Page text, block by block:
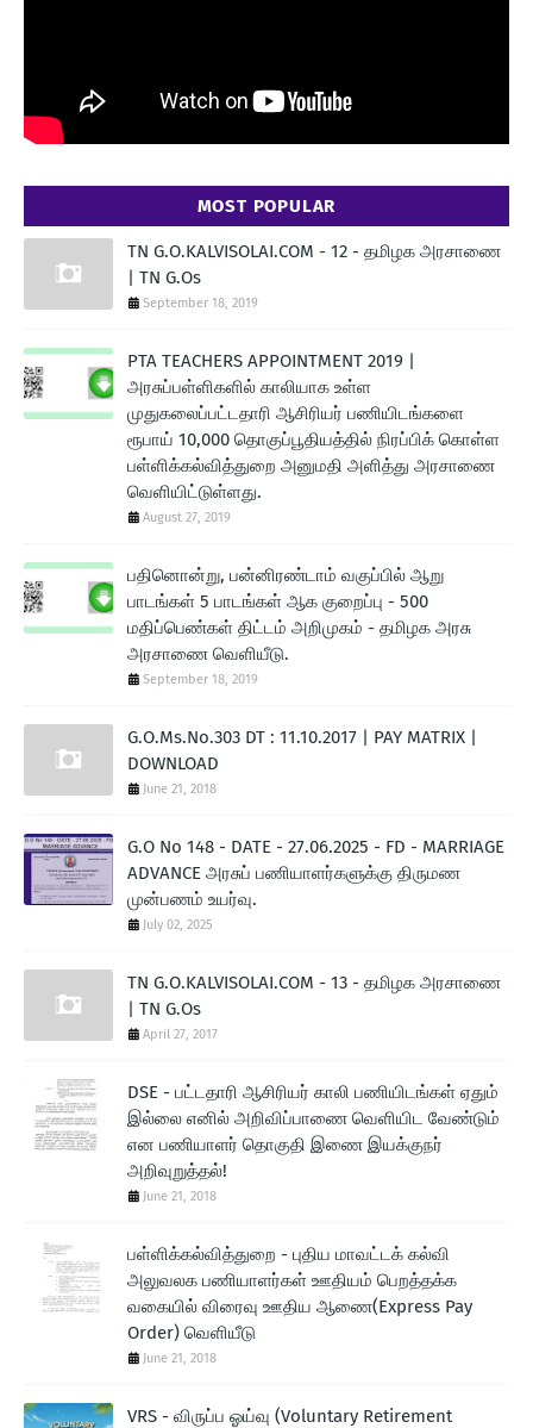
MOST POPULAR
TN G.O.KALVISOLAI.COM - 12 - தமிழக அரசாணை
| TN G.Os
September 18, 2019
PTA TEACHERS APPOINTMENT 2019 |
அரசுப்பள்ளிகளில் காலியாக உள்ள
முதுகலைப்பட்டதாரி ஆசிரியர் பணியிடங்களை
ரூபாய் 10,000 தொகுப்பூதியத்தில் நிரப்பிக் கொள்ள
பள்ளிக்கல்வித்துறை அனுமதி அளித்து அரசாணை
வெளியிட்டுள்ளது.
August 27, 2019
பதினொன்று, பன்னிரண்டாம் வகுப்பில் ஆறு
பாடங்கள் 5 பாடங்கள் ஆக குறைப்பு - 500
மதிப்பெண்கள் திட்டம் அறிமுகம் - தமிழக அரசு
அரசாணை வெளியீடு.
September 18, 2019
G.O.Ms.No.303 DT : 11.10.2017 | PAY MATRIX |
DOWNLOAD
June 21, 2018
G.O No 148 - DATE - 27.06.2025 - FD - MARRIAGE
ADVANCE அரசுப் பணியாளர்களுக்கு திருமண
முன்பணம் உயர்வு.
July 02, 2025
TN G.O.KALVISOLAI.COM - 13 - தமிழக அரசாணை
| TN G.Os
April 27, 2017
DSE - பட்டதாரி ஆசிரியர் காலி பணியிடங்கள் ஏதும்
இல்லை எனில் அறிவிப்பாணை வெளியிட வேண்டும்
என பணியாளர் தொகுதி இணை இயக்குநர்
அறிவுறுத்தல்!
June 21, 2018
பள்ளிக்கல்வித்துறை - புதிய மாவட்டக் கல்வி
அலுவலக பணியாளர்கள் ஊதியம் பெறத்தக்க
வகையில் விரைவு ஊதிய ஆணை(Express Pay
Order) வெளியீடு
June 21, 2018
VRS - விருப்ப ஓய்வு (Voluntary Retirement